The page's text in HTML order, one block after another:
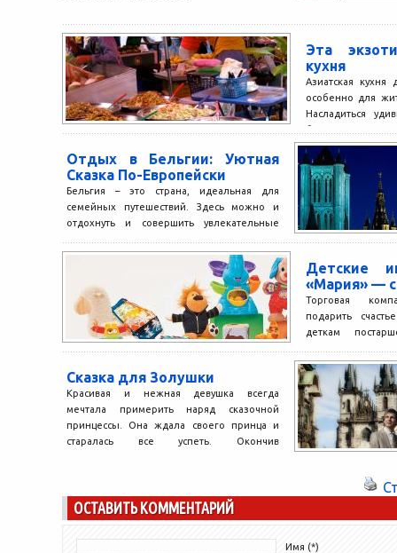
Эта
кухня
Азиатская
особенно для
Насладиться
блюдами
Особенности...
Отдых в Бельгии: Уютная
Сказка По-Европейски
Бельгия – это страна, идеальная для
семейных путешествий. Здесь можно и
отдохнуть и совершить увлекательные
Детские
«Мария» —
Торговая
подарить
деткам
папам. Фирма...
Сказка для Золушки
Красивая и нежная девушка всегда
мечтала примерить наряд сказочной
принцессы. Она ждала своего принца и
старалась все успеть. Окончив
ОСТАВИТЬ КОММЕНТАРИЙ
Имя (*)